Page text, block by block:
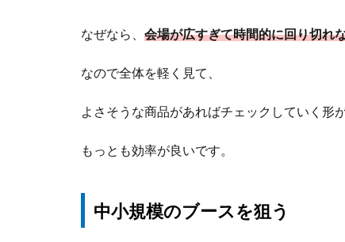
なぜなら、 会場が広すぎて時間的に回り切れ
なので全体を軽く見て、
よさそうな商品があればチェックしていく形
もっとも効率が良いです。
中小規模のブースを狙う